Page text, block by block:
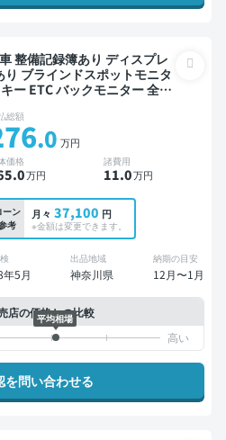
ブラインドスポットモニタ
ー ETC バックモニター 全方
総額
.0 万円
価格
.0万円
諸費用
11.0万円
ーン
考
月々 37,100 円
※金額は変更できます。
年5月
出品地域
神奈川県
納期の目安
12月〜1月
店の価格との比較
平均相場
を問い合わせる